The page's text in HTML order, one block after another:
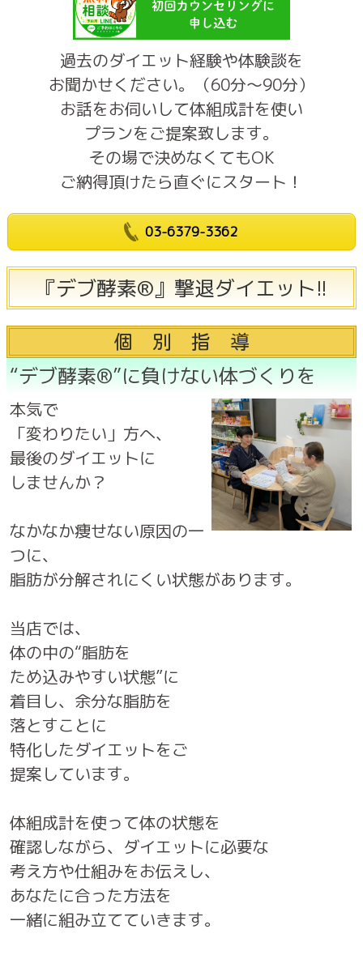
過去のダイエット経験や体験談を
お聞かせください。（60分～90分）
お話をお伺いして体組成計を使い
プランをご提案致します。
その場で決めなくてもOK
ご納得頂けたら直ぐにスタート！
03-6379-3362
『デブ酵素®』撃退ダイエット!!
個 別 指 導
“デブ酵素®”に負けない体づくりを
本気で
「変わりたい」方へ、
最後のダイエットに
しませんか？
なかなか痩せない原因の一
つに、
脂肪が分解されにくい状態があります。
当店では、
体の中の“脂肪を
ため込みやすい状態”に
着目し、余分な脂肪を
落とすことに
特化したダイエットをご
提案しています。
体組成計を使って体の状態を
確認しながら、ダイエットに必要な
考え方や仕組みをお伝えし、
あなたに合った方法を
一緒に組み立てていきます。